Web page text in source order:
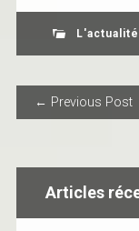
POST
← Previous Post
Articles